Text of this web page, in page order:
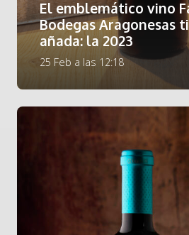
El emblemático vino
Bodegas Aragonesas
añada: la 2023
25 Feb a las 12:18